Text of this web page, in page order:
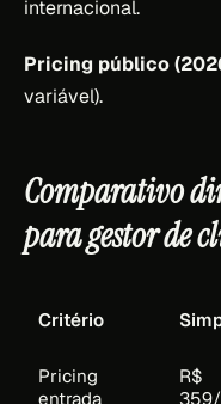
internacional.
Pricing público
variável).
Comparativo
para gestor de
Critério
Pricing
entrada
R$